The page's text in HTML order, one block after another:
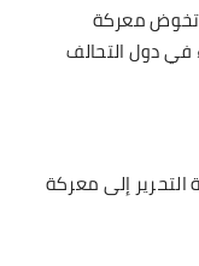
تخوض معركة
في دول التحالف
إلى معركة